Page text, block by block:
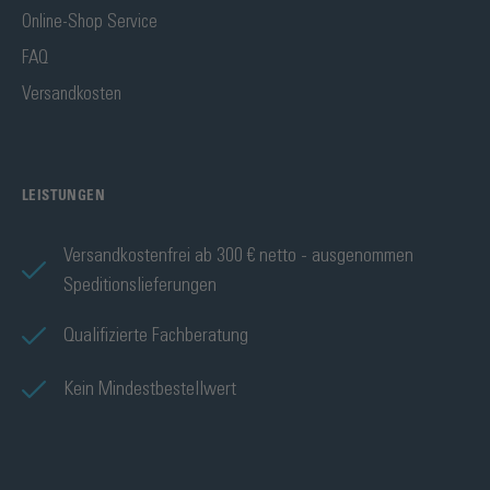
Online-Shop Service
FAQ
Versandkosten
LEISTUNGEN
Versandkostenfrei ab 300 € netto - ausgenommen
Speditionslieferungen
Qualifizierte Fachberatung
Kein Mindestbestellwert